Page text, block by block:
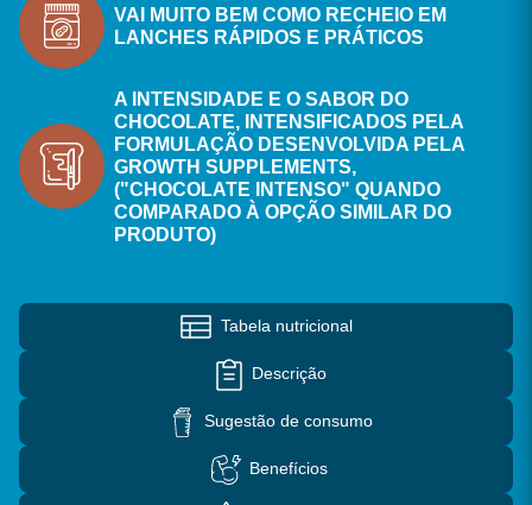
VAI MUITO BEM COMO RECHEIO EM
LANCHES RÁPIDOS E PRÁTICOS
A INTENSIDADE E O SABOR DO
CHOCOLATE, INTENSIFICADOS PELA
FORMULAÇÃO DESENVOLVIDA PELA
GROWTH SUPPLEMENTS,
("CHOCOLATE INTENSO" QUANDO
COMPARADO À OPÇÃO SIMILAR DO
PRODUTO)
Tabela nutricional
Descrição
Sugestão de consumo
Benefícios